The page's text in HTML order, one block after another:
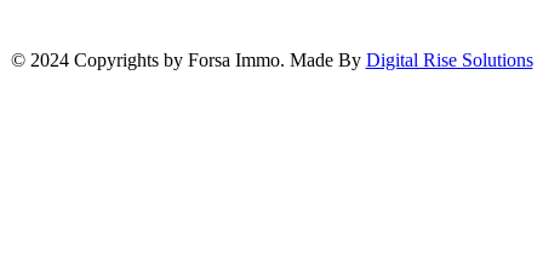
© 2024 Copyrights by Forsa Immo. Made By Digital Rise Solutions